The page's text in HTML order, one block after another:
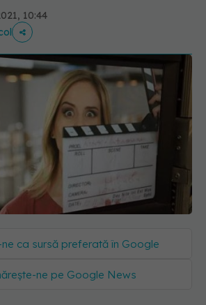
10:44
ca sursă preferată în Google
ne pe Google News